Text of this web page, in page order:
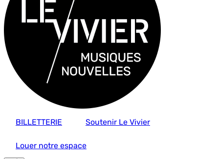
BILLETTERIE Soutenir Le Vivier
Louer notre espace